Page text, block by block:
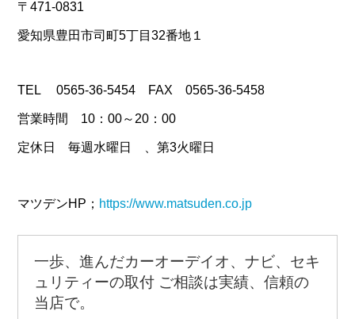
〒471-0831
愛知県豊田市司町5丁目32番地１
TEL 0565-36-5454 FAX 0565-36-5458
営業時間 10：00～20：00
定休日 毎週水曜日 、第3火曜日
マツデンHP； https://www.matsuden.co.jp
一歩、進んだカーオーデイオ、ナビ、セキ
ュリティーの取付 ご相談は実績、信頼の
当店で。